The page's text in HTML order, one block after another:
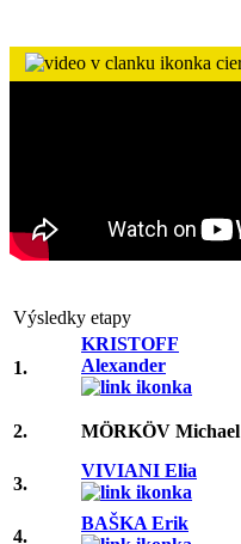
Výsledky etapy
1.
KRISTOFF
Alexander
2. MÖRKÖV Michael
3.
VIVIANI Elia
4.
BAŠKA Erik